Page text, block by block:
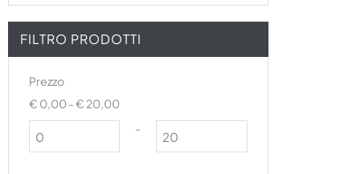
FILTRO PRODOTTI
Prezzo
€ 0,00 - € 20,00
-